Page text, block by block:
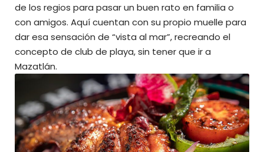
de los regios para pasar un buen rato en familia o
con amigos. Aquí cuentan con su propio muelle para
dar esa sensación de “vista al mar”, recreando el
concepto de club de playa, sin tener que ir a
Mazatlán.